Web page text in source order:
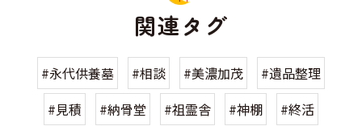
関連タグ
#永代供養墓 #相談 #美濃加茂
#遺品整理
#見積
#納骨堂 #祖霊舎 #神棚
#終活